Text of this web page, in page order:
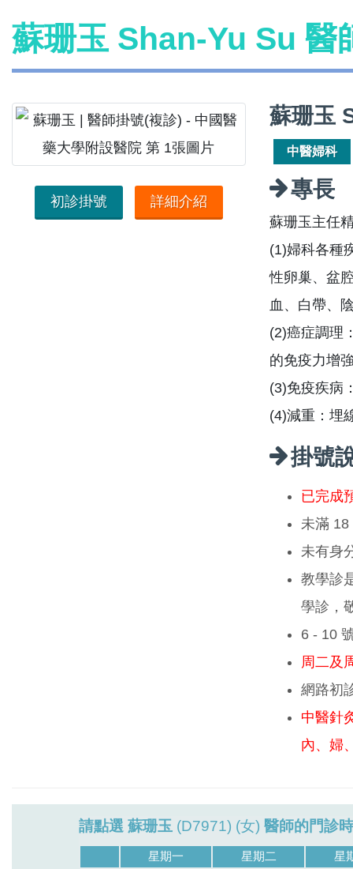
蘇珊玉 Shan-Yu Su 醫
初診掛號 詳細介紹
蘇珊玉
中醫婦科
專長
蘇珊玉主任
(1)婦科各種
性卵巢、盆
血、白帶、
(2)癌症調理
的免疫力增
(3)免疫疾病
(4)減重：埋
掛號
已完成
未滿 18
未有身
教學診
學診，
6 - 10
周二及
網路初
中醫針
內、婦